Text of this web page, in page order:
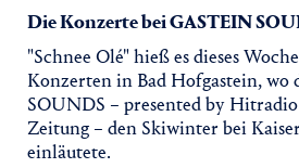
Die Konzerte bei GASTEIN
"Schnee Olé" hieß es dieses
Konzerten in Bad Hofgastein, wo
SOUNDS – presented by
Zeitung – den Skiwinter bei
einläutete.